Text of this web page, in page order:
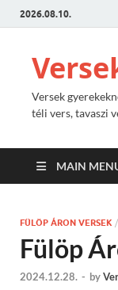
2026.08.10.
Versek
téli vers, tavaszi
MAIN
FÜLÖP ÁRON VERSEK /
Fülöp
2024.12.28. - by